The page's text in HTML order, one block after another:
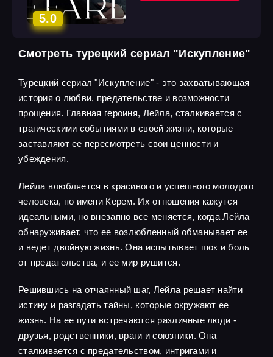
5.0
Смотреть турецкий сериал "Искупление"
Турецкий сериал "Искупление" - это захватывающая
история о любви, предательстве и возможности
прощения. Главная героиня, Лейла, сталкивается с
трагическими событиями в своей жизни, которые
заставляют ее пересмотреть свои ценности и
убеждения.
Лейла влюбляется в красивого и успешного молодого
человека, по имени Керем. Их отношения кажутся
идеальными, но внезапно все меняется, когда Лейла
обнаруживает, что ее возлюбленный обманывает ее
и ведет двойную жизнь. Она испытывает шок и боль
от предательства, и ее мир рушится.
Решившись на отчаянный шаг, Лейла решает найти
истину и разгадать тайны, которые окружают ее
жизнь. На ее пути встречаются различные люди -
друзья, родственники, враги и союзники. Она
сталкивается с предательством, интригами и